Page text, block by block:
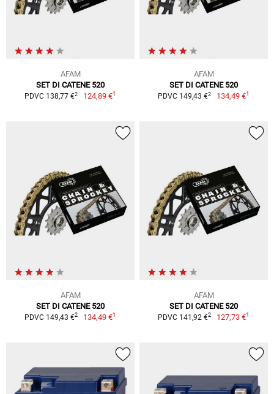
AFAM
SET DI CATENE 520
PDVC 138,77 €2 124,89 €1
AFAM
SET DI CATENE 520
PDVC 149,43 €2 134,49 €1
AFAM
SET DI CATENE 520
PDVC 149,43 €2 134,49 €1
AFAM
SET DI CATENE 520
PDVC 141,92 €2 127,73 €1